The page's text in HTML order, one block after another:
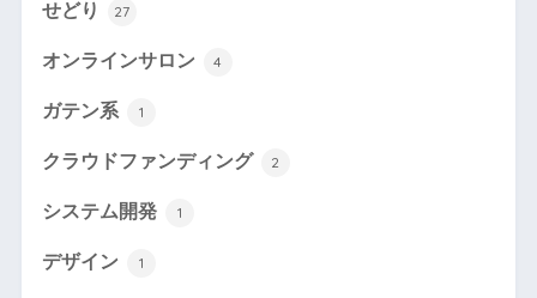
せどり 27
オンラインサロン 4
ガテン系 1
クラウドファンディング 2
システム開発 1
デザイン 1